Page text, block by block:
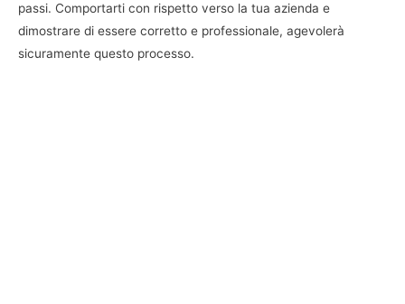
passi. Comportarti con rispetto verso la tua azienda e
dimostrare di essere corretto e professionale, agevolerà
sicuramente questo processo.